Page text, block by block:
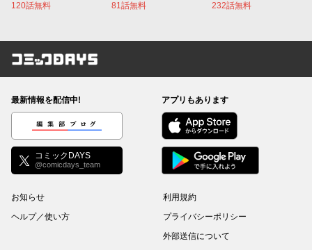
120話無料 81話無料 232話無料
コミックDAYS
最新情報を配信中!
編集部ブログ
コミックDAYS
@comicdays_team
アプリもあります
お知らせ
ヘルプ／使い方
利用規約
プライバシーポリシー
外部送信について